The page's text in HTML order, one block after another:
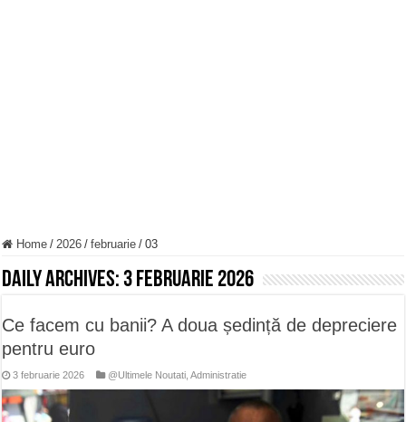
Home / 2026 / februarie / 03
Daily Archives:3 februarie 2026
Ce facem cu banii? A doua ședință de depreciere
pentru euro
3 februarie 2026 @Ultimele Noutati ,Administratie